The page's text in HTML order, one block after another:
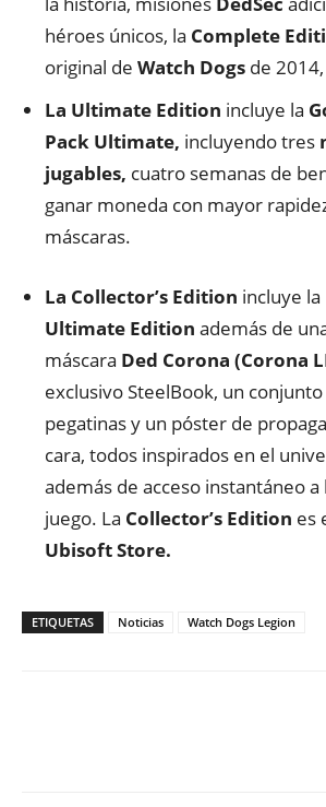
héroes únicos, la Complete
original de Watch Dogs de
La Ultimate Edition incluye la
Pack Ultimate, incluyendo tres
jugables, cuatro semanas de
ganar moneda con mayor
máscaras.
La Collector’s Edition incluye la
Ultimate Edition además de
máscara Ded Corona (Corona
exclusivo SteelBook, un
pegatinas y un póster de
cara, todos inspirados en el
además de acceso instantáneo a
juego. La Collector’s Edition es
Ubisoft Store.
ETIQUETAS Noticias Watch Dogs Legion